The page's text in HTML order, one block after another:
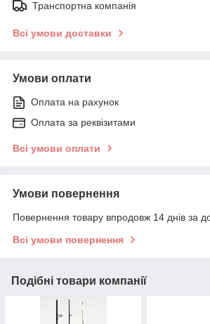
Транспортна компанія
Всі умови доставки
Умови оплати
Оплата на рахунок
Оплата за реквізитами
Всі умови оплати
Умови повернення
Повернення товару впродовж 14 днів за
Всі умови повернення
Подібні товари компанії